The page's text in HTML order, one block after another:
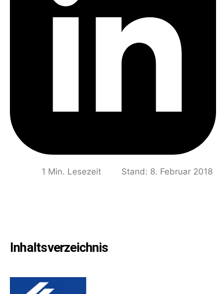
1 Min. Lesezeit Stand: 8. Februar 2018
Inhaltsverzeichnis